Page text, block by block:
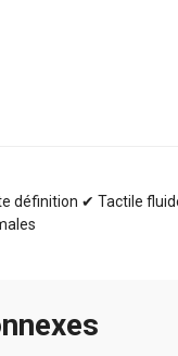
définition ✔ Tactile